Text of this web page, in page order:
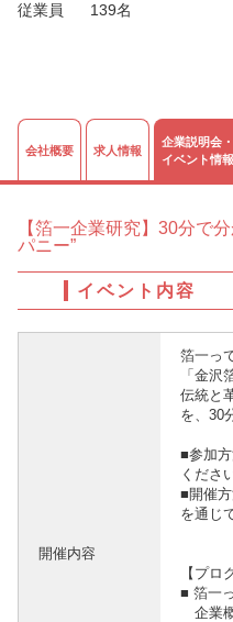
従業員
139名
会社概要 求人情報
企業説明会・
イベント情報
【箔一企業研究】30分で
パニー”
イベント内容
開催内容
箔一っ
「金沢
伝統と
を、30
■参加
くださ
■開催
を通じ
【プロ
■ 箔一
企業